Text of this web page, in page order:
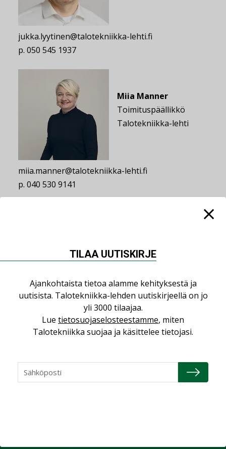
jukka.lyytinen@talotekniikka-lehti.fi
p. 050 545 1937
Miia Manner
Toimituspäällikkö
Talotekniikka-lehti
miia.manner@talotekniikka-lehti.fi
p. 040 530 9141
Laskutustiedot:
Verkkolaskuosoite 003709611959
OVT-tunnus 003709611959
Uutiset
TILAA UUTISKIRJE
Ajankohtaista tietoa alamme kehityksestä ja
uutisista. Talotekniikka-lehden uutiskirjeellä on jo
yli 3000 tilaajaa.
Lue tietosuojaselosteestamme, miten
Talotekniikka suojaa ja käsittelee tietojasi.